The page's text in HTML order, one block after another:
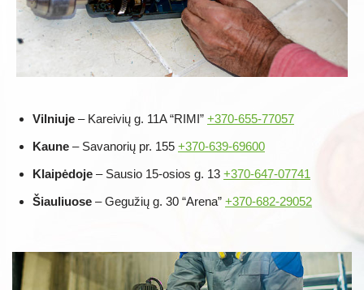
Vilniuje – Kareivių g. 11A “RIMI” +370-655-77057
Kaune – Savanorių pr. 155 +370-639-69600
Klaipėdoje – Sausio 15-osios g. 13 +370-647-07741
Šiauliuose – Gegužių g. 30 “Arena” +370-682-29052